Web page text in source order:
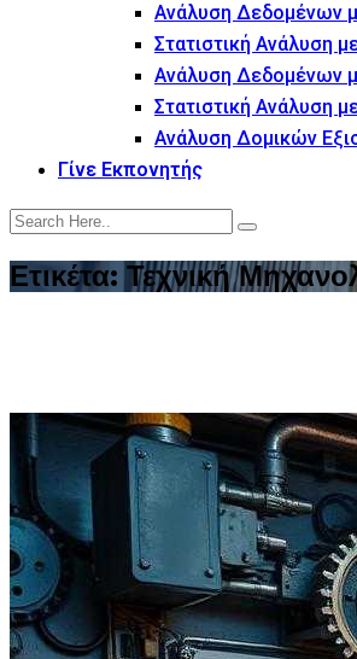
Ανάλυση Δεδομένων
Στατιστική Ανάλυση
Ανάλυση Δεδομένων
Στατιστική Ανάλυση
Ανάλυση Δομικών
Γίνε Εκπονητής
Ετικέτα: Τεχνική